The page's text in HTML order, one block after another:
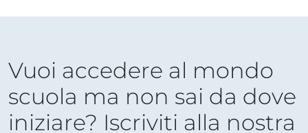
Vuoi accedere al mondo
scuola ma non sai da dove
iniziare? Iscriviti alla nostra